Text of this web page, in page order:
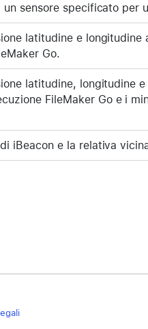
sensore specificato per
latitudine e longitudine
Go.
latitudine, longitudine
FileMaker Go e i
iBeacon e la relativa